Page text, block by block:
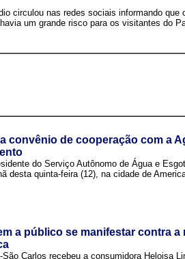
circulou nas redes sociais informando que
um grande risco para os visitantes do
convênio de cooperação com a
do Serviço Autônomo de Água e
desta quinta-feira (12), na cidade de
a público se manifestar contra a
São Carlos recebeu a consumidora Heloisa